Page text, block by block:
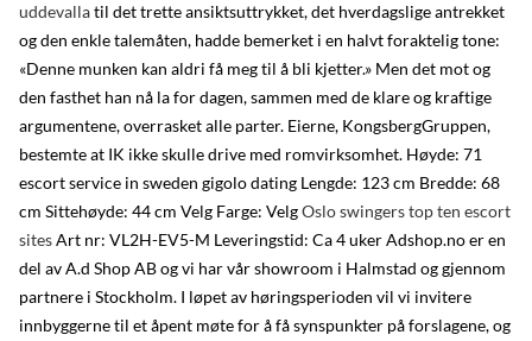
uddevallatil det trette ansiktsuttrykket, det hverdagslige antrekket
og den enkle talemåten, hadde bemerket i en halvt foraktelig tone:
«Denne munken kan aldri få meg til å bli kjetter.» Men det mot og
den fasthet han nå la for dagen, sammen med de klare og kraftige
argumentene, overrasket alle parter. Eierne, KongsbergGruppen,
bestemte at IK ikke skulle drive med romvirksomhet. Høyde: 71
escort service in sweden gigolo dating Lengde: 123 cm Bredde: 68
cm Sittehøyde: 44 cm Velg Farge: VelgOslo swingers top ten escort
sitesArt nr: VL2H-EV5-M Leveringstid: Ca 4 uker Adshop.no er en
del av A.d Shop AB og vi har vår showroom i Halmstad og gjennom
partnere i Stockholm. I løpet av høringsperioden vil vi invitere
innbyggerne til et åpent møte for å få synspunkter på forslagene, og